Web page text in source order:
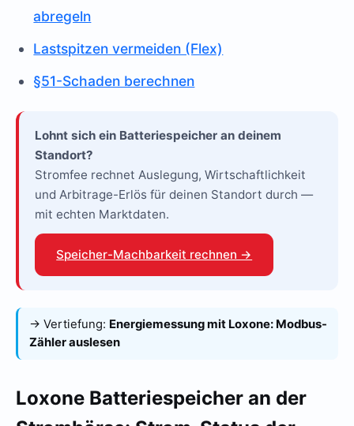
abregeln
Lastspitzen vermeiden (Flex)
§51-Schaden berechnen
Lohnt sich ein Batteriespeicher an deinem
Standort?
Stromfee rechnet Auslegung, Wirtschaftlichkeit
und Arbitrage-Erlös für deinen Standort durch —
mit echten Marktdaten.
Speicher-Machbarkeit rechnen →
→ Vertiefung: Energiemessung mit Loxone: Modbus-
Zähler auslesen
Loxone Batteriespeicher an der